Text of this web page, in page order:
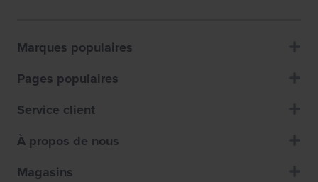
Marques populaires
Pages populaires
Service client
À propos de nous
Magasins